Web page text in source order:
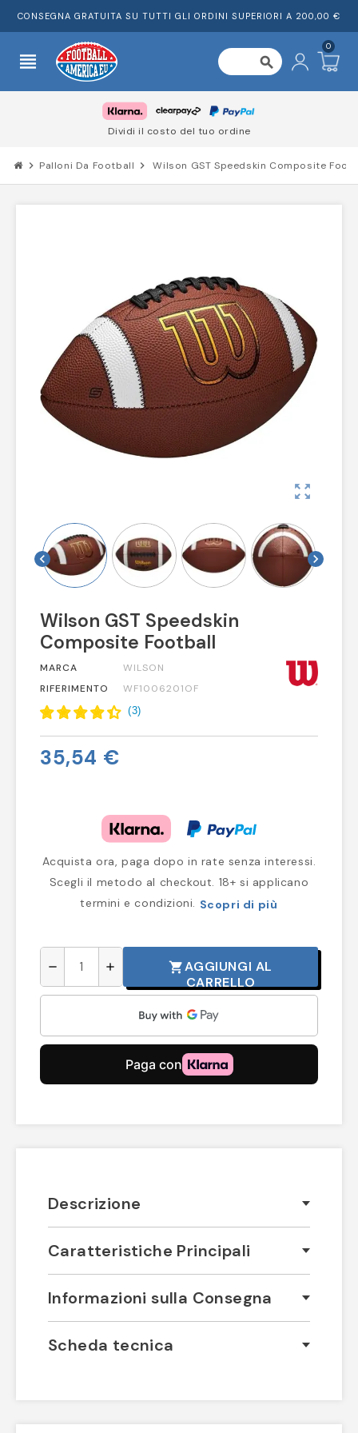
CONSEGNA GRATUITA SU TUTTI GLI ORDINI SUPERIORI A 200,00 €
view_headline search
0
Dividi il costo del tuo ordine
chevron_right Palloni Da Football chevron_right Wilson GST Speedskin Composite
zoom_out_map
chevron_left chevron_right
Wilson GST Speedskin
Composite Football
MARCA
WILSON
RIFERIMENTO
WF1006201OF
(3)
35,54 €
Acquista ora, paga dopo in rate senza interessi.
Scegli il metodo al checkout. 18+ si applicano
termini e condizioni. Scopri di più
remove add shopping_cartAGGIUNGI AL
CARRELLO
Descrizione
Caratteristiche Principali
Informazioni sulla Consegna
Scheda tecnica